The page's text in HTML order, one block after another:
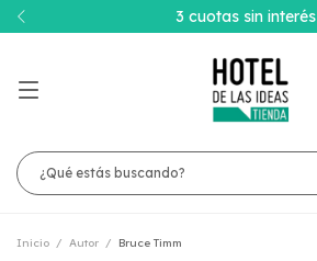
3 cuotas sin interés
Inicio / Autor / Bruce Timm